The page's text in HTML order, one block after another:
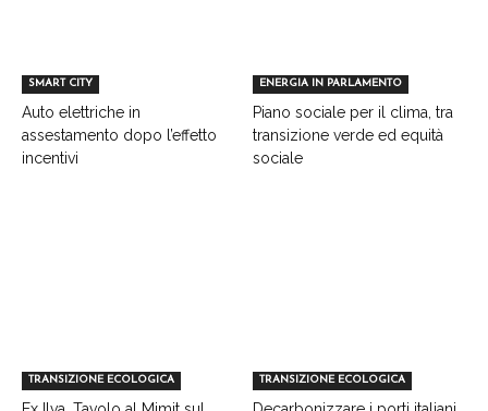
SMART CITY
Auto elettriche in
assestamento dopo l’effetto
incentivi
ENERGIA IN PARLAMENTO
Piano sociale per il clima, tra
transizione verde ed equità
sociale
TRANSIZIONE ECOLOGICA TRANSIZIONE ECOLOGICA